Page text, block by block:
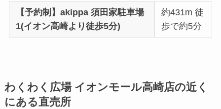
【予約制】akippa 須田家駐車場
1(イオン高崎より徒歩5分)
約431m 徒
歩で約5分
わくわく広場 イオンモール高崎店の近く
にある直売所